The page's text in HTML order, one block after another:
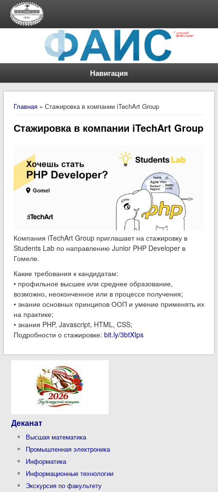
Навигация
Вы здесь
Главная» Стажировка в компании iTechArt Group
Стажировка в компании iTechArt Group
Компания iTechArt Group приглашает на стажировку в
Students Lab по направлению Junior PHP Developer в
Гомеле.
Какие требования к кандидатам:
• профильное высшее или среднее образование,
возможно, неоконченное или в процессе получения;
• знание основных принципов ООП и умение применять их
на практике;
• знания PHP, Javascript, HTML, CSS;
Подробности о стажировке: bit.ly/3btXIps
Деканат
Высшая математика
Промышленная электроника
Информатика
Информационные технологии
Экскурсия по факультету